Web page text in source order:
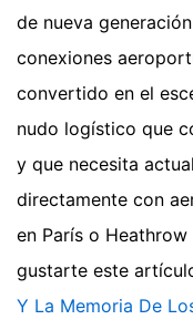
de nueva
conexiones
convertido en el
nudo logístico que
y que necesita
directamente con
en París o Heathrow
gustarte este
Y La Memoria De